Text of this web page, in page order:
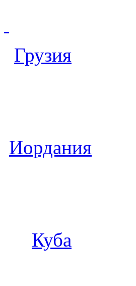
Грузия
Иордания
Куба